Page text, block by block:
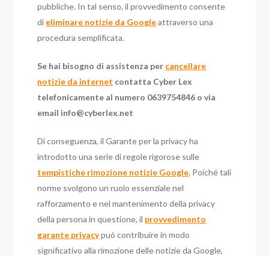
pubbliche. In tal senso, il provvedimento consente
di eliminare notizie da Googleattraverso una
procedura semplificata.
Se hai bisogno di assistenza per cancellare
notizie da internet contatta Cyber Lex
telefonicamente al numero 0639754846 o via
email info@cyberlex.net
Di conseguenza, il Garante per la privacy ha
introdotto una serie di regole rigorose sulle
tempistiche rimozione notizie Google. Poiché tali
norme svolgono un ruolo essenziale nel
rafforzamento e nel mantenimento della privacy
della persona in questione, il provvedimento
garante privacypuò contribuire in modo
significativo alla rimozione delle notizie da Google,